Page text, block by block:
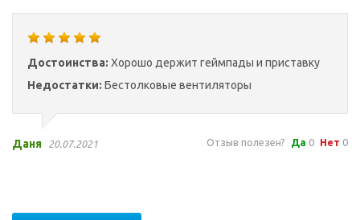
Достоинства: Хорошо держит геймпады и приставку
Недостатки: Бестолковые вентиляторы
Даня 20.07.2021 Отзыв полезен? Да 0 Нет 0